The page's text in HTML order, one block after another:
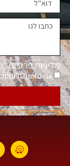
מדיניות פרטיות
אני מאשר.ת